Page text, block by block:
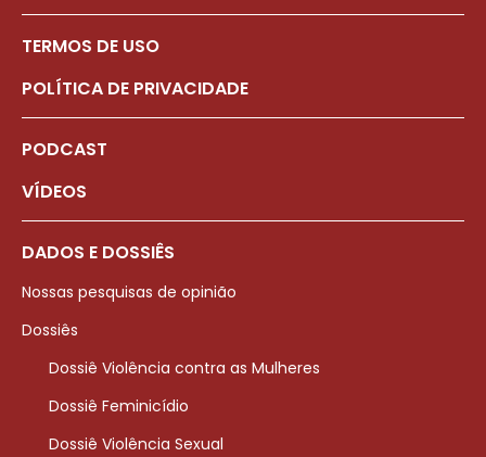
TERMOS DE USO
POLÍTICA DE PRIVACIDADE
PODCAST
VÍDEOS
DADOS E DOSSIÊS
Nossas pesquisas de opinião
Dossiês
Dossiê Violência contra as Mulheres
Dossiê Feminicídio
Dossiê Violência Sexual